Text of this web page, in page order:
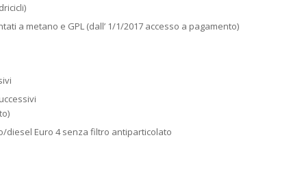
a metano e GPL (dall’ 1/1/2017 accesso a pagamento)
diesel Euro 4 senza filtro antiparticolato